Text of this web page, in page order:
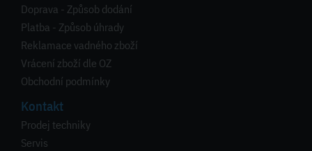
Doprava - Způsob dodání
Platba - Způsob úhrady
Reklamace vadného zboží
Vrácení zboží dle OZ
Obchodní podmínky
Kontakt
Prodej techniky
Servis